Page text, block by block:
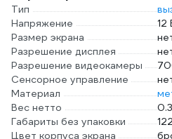
Тип
Напряжение
12
Размер экрана
Разрешение дисплея
Разрешение видеокамеры
Сенсорное управление
Материал
Вес нетто
Габариты без упаковки
Цвет корпуса экрана